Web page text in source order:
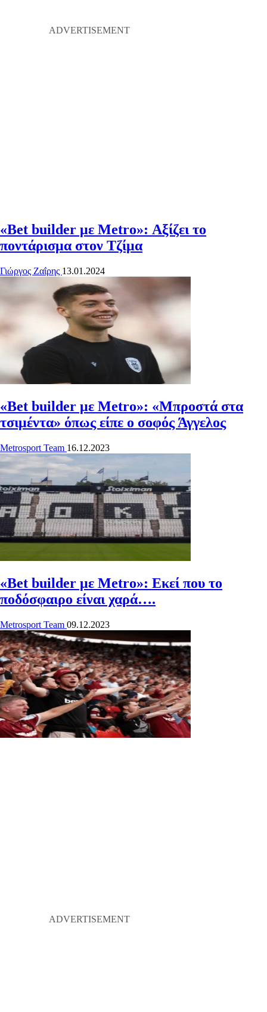
«Bet builder με Metro»: Αξίζει το
ποντάρισμα στον Τζίμα
Γιώργος Ζαΐρης 13.01.2024
«Bet builder με Metro»: «Μπροστά στα
τσιμέντα» όπως είπε ο σοφός Άγγελος
Metrosport Team 16.12.2023
«Bet builder με Metro»: Εκεί που το
ποδόσφαιρο είναι χαρά….
Metrosport Team 09.12.2023